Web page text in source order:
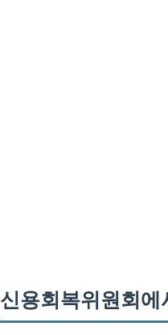
신용회복위원회에